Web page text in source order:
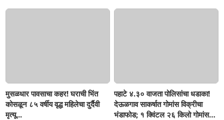
मुसळधार पावसाचा कहर! घराची भिंत
कोसळून ८५ वर्षीय वृद्ध महिलेचा दुर्दैवी
मृत्यू...
पहाटे ४.३० वाजता पोलिसांचा धडाका!
देऊळगाव साकर्षात गोमांस विक्रीचा
भंडाफोड; १ क्विंटल २६ किलो गोमांस